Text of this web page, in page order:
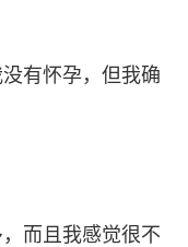
有怀孕，但我确
而且我感觉很不